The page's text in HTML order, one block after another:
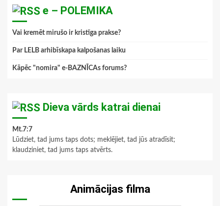
e – POLEMIKA
Vai kremēt mirušo ir kristīga prakse?
Par LELB arhibīskapa kalpošanas laiku
Kāpēc "nomira" e-BAZNĪCAs forums?
Dieva vārds katrai dienai
Mt.7:7
Lūdziet, tad jums taps dots; meklējiet, tad jūs atradīsit;
klaudziniet, tad jums taps atvērts.
Animācijas filma